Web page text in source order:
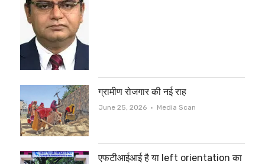
ग्रामीण रोजगार की नई राह
June 25, 2026 Author
Media Scan
एफटीआईआई है या left orientation का